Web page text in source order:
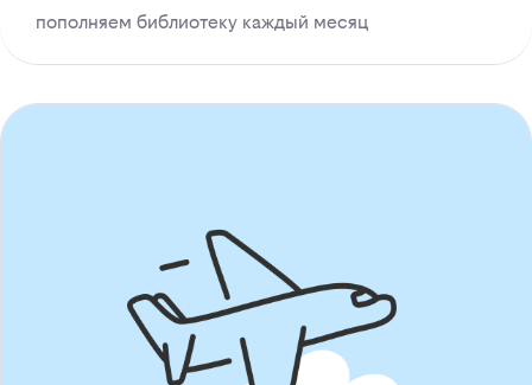
пополняем библиотеку каждый месяц